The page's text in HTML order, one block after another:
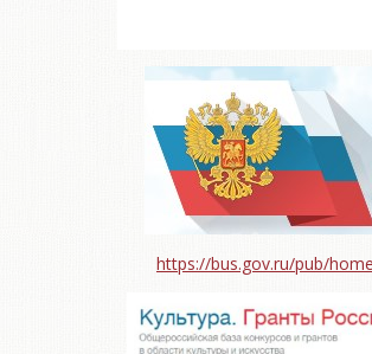
https://bus.gov.ru/pub/home